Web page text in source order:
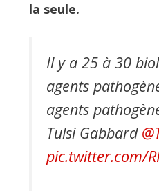
la seule.
Il y a 25 à 30
agents
agents
Tulsi Gabbard
pic.twitter.com/